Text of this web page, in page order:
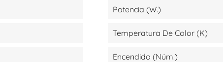
Potencia (W.)
Temperatura De Color (K)
Encendido (Núm.)